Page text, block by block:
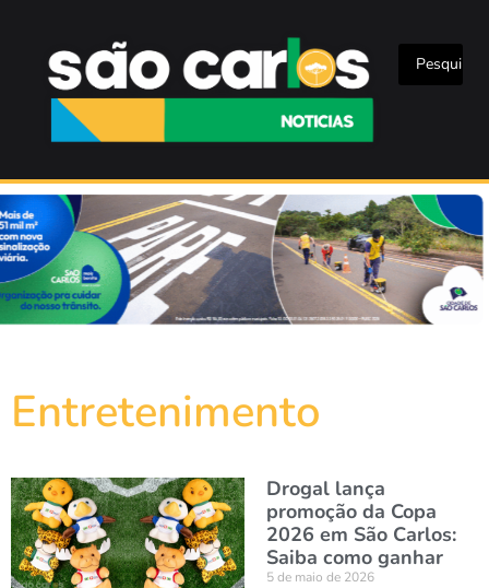
Entretenimento
Drogal lança
promoção da Copa
2026 em São Carlos:
Saiba como ganhar
5 de maio de 2026